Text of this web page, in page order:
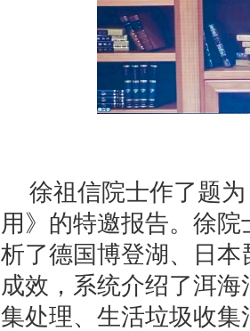
徐祖信院士作了题
用》的特邀报告。徐
析了德国博登湖、日
成效，系统介绍了洱
集处理、生活垃圾收